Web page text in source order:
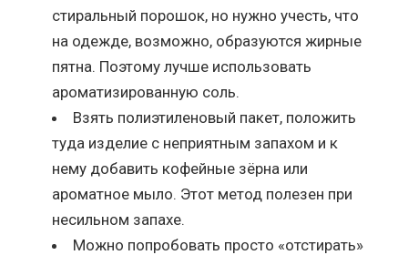
стиральный порошок, но нужно учесть, что
на одежде, возможно, образуются жирные
пятна. Поэтому лучше использовать
ароматизированную соль.
Взять полиэтиленовый пакет, положить
туда изделие с неприятным запахом и к
нему добавить кофейные зёрна или
ароматное мыло. Этот метод полезен при
несильном запахе.
Можно попробовать просто «отстирать»